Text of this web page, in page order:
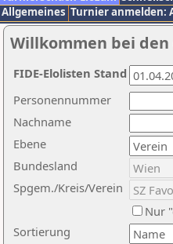
Allgemeines Turnier anmelden:
Willkommen bei den
Nachname
Ebene
Sortierung
Personennummer
Bundesland
Spgem./Kreis/Verein
Nur
FIDE-Elolisten Stand